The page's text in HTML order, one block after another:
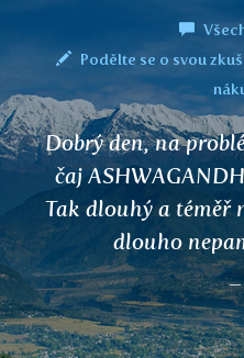
Podělte se o svou
Čaje jsou
manželem každý
zdravotního stavu,
PRANA,
Jiné čaje už